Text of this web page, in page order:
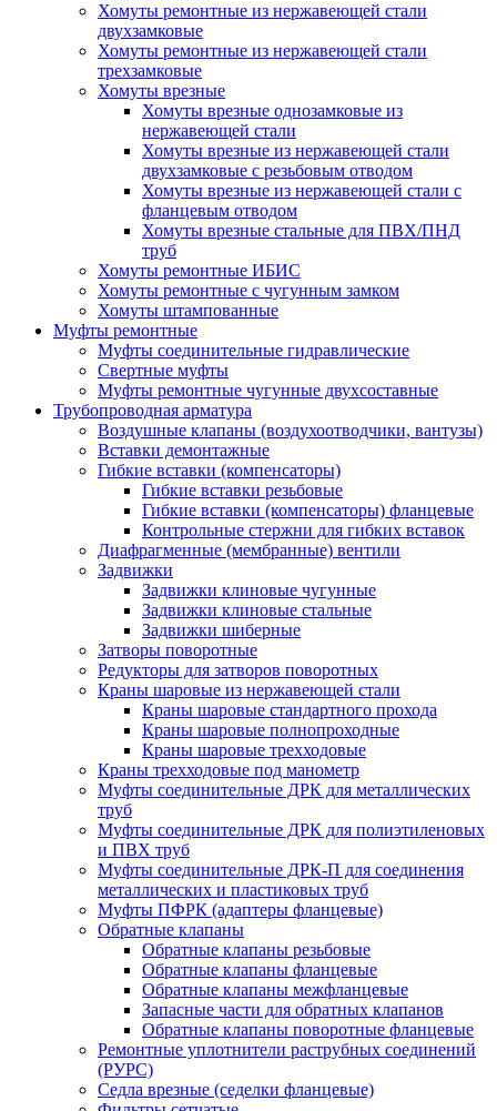
Хомуты ремонтные из нержавеющей стали
двухзамковые
Хомуты ремонтные из нержавеющей стали
трехзамковые
Хомуты врезные
Хомуты врезные однозамковые из
нержавеющей стали
Хомуты врезные из нержавеющей стали
двухзамковые с резьбовым отводом
Хомуты врезные из нержавеющей стали с
фланцевым отводом
Хомуты врезные стальные для ПВХ/ПНД
труб
Хомуты ремонтные ИБИС
Хомуты ремонтные с чугунным замком
Хомуты штампованные
Муфты ремонтные
Муфты соединительные гидравлические
Свертные муфты
Муфты ремонтные чугунные двухсоставные
Трубопроводная арматура
Воздушные клапаны (воздухоотводчики, вантузы)
Вставки демонтажные
Гибкие вставки (компенсаторы)
Гибкие вставки резьбовые
Гибкие вставки (компенсаторы) фланцевые
Контрольные стержни для гибких вставок
Диафрагменные (мембранные) вентили
Задвижки
Задвижки клиновые чугунные
Задвижки клиновые стальные
Задвижки шиберные
Затворы поворотные
Редукторы для затворов поворотных
Краны шаровые из нержавеющей стали
Краны шаровые стандартного прохода
Краны шаровые полнопроходные
Краны шаровые трехходовые
Краны трехходовые под манометр
Муфты соединительные ДРК для металлических
труб
Муфты соединительные ДРК для полиэтиленовых
и ПВХ труб
Муфты соединительные ДРК-П для соединения
металлических и пластиковых труб
Муфты ПФРК (адаптеры фланцевые)
Обратные клапаны
Обратные клапаны резьбовые
Обратные клапаны фланцевые
Обратные клапаны межфланцевые
Запасные части для обратных клапанов
Обратные клапаны поворотные фланцевые
Ремонтные уплотнители раструбных соединений
(РУРС)
Седла врезные (седелки фланцевые)